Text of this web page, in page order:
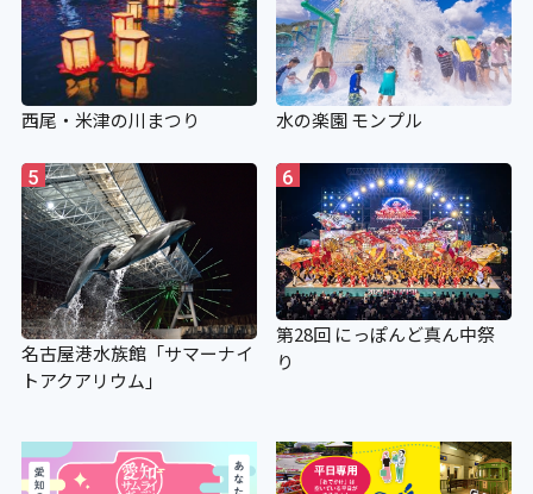
西尾・米津の川まつり 水の楽園 モンプル
5
名古屋港水族館「サマーナイ
トアクアリウム」
6
第28回 にっぽんど真ん中祭
り